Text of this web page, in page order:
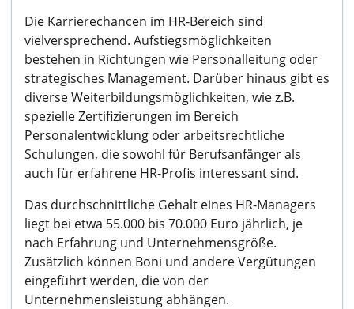
Die Karrierechancen im HR-Bereich sind
vielversprechend. Aufstiegsmöglichkeiten
bestehen in Richtungen wie Personalleitung oder
strategisches Management. Darüber hinaus gibt es
diverse Weiterbildungsmöglichkeiten, wie z.B.
spezielle Zertifizierungen im Bereich
Personalentwicklung oder arbeitsrechtliche
Schulungen, die sowohl für Berufsanfänger als
auch für erfahrene HR-Profis interessant sind.
Das durchschnittliche Gehalt eines HR-Managers
liegt bei etwa 55.000 bis 70.000 Euro jährlich, je
nach Erfahrung und Unternehmensgröße.
Zusätzlich können Boni und andere Vergütungen
eingeführt werden, die von der
Unternehmensleistung abhängen.